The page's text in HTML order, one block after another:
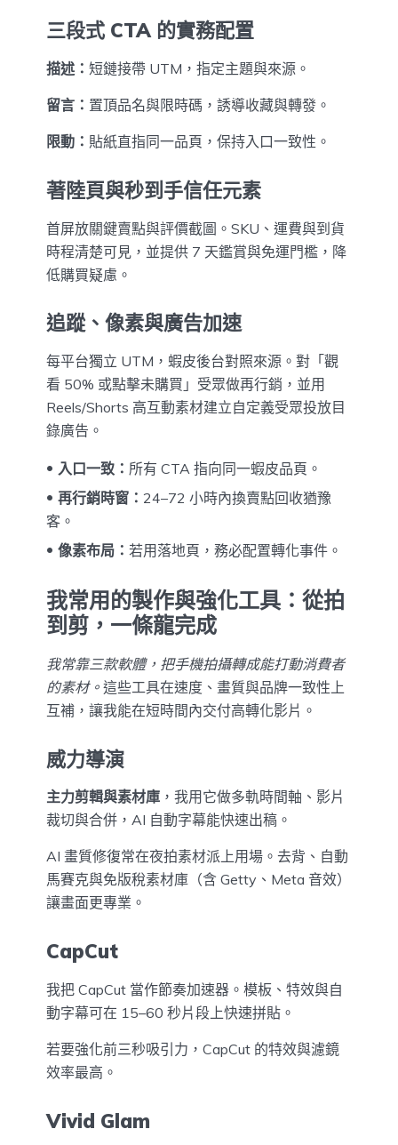
三段式 CTA 的實務配置
描述： 短鏈接帶 UTM，指定主題與來源。
留言： 置頂品名與限時碼，誘導收藏與轉發。
限動： 貼紙直指同一品頁，保持入口一致性。
著陸頁與秒到手信任元素
首屏放關鍵賣點與評價截圖。SKU、運費與到貨
時程清楚可見，並提供 7 天鑑賞與免運門檻，降
低購買疑慮。
追蹤、像素與廣告加速
每平台獨立 UTM，蝦皮後台對照來源。對「觀
看 50% 或點擊未購買」受眾做再行銷，並用
Reels/Shorts 高互動素材建立自定義受眾投放目
錄廣告。
入口一致： 所有 CTA 指向同一蝦皮品頁。
再行銷時窗： 24–72 小時內換賣點回收猶豫
客。
像素布局： 若用落地頁，務必配置轉化事件。
我常用的製作與強化工具：從拍
到剪，一條龍完成
我常靠三款軟體，把手機拍攝轉成能打動消費者
的素材。 這些工具在速度、畫質與品牌一致性上
互補，讓我能在短時間內交付高轉化影片。
威力導演
主力剪輯與素材庫 ，我用它做多軌時間軸、影片
裁切與合併，AI 自動字幕能快速出稿。
AI 畫質修復常在夜拍素材派上用場。去背、自動
馬賽克與免版稅素材庫（含 Getty、Meta 音效）
讓畫面更專業。
CapCut
我把 CapCut 當作節奏加速器。模板、特效與自
動字幕可在 15–60 秒片段上快速拼貼。
若要強化前三秒吸引力，CapCut 的特效與濾鏡
效率最高。
Vivid Glam